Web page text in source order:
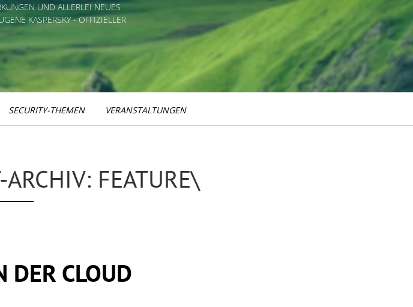
UND ALLERLEI NEUES
KASPERSKY - OFFIZIELLER
SECURITY-THEMEN VERANSTALTUNGEN
ARCHIV: FEATURE\
DER CLOUD